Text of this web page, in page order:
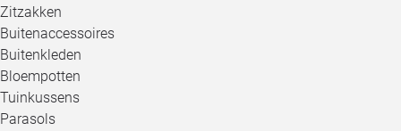
Zitzakken
Buitenaccessoires
Buitenkleden
Bloempotten
Tuinkussens
Parasols